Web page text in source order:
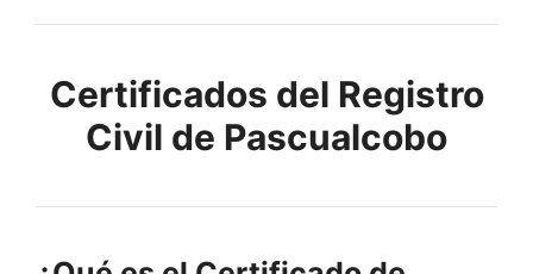
Certificados del Registro
Civil de Pascualcobo